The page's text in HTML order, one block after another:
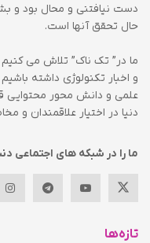
دست نیافتنی و محال بود و
حال تحقق آنها است.
ما در” تک ناک” تلاش می
و اخبار تکنولوژی داشته
علمی و دانش محور محتوایی
دنیا در اختیار علاقمندان و
ما را در شبکه های اجتماعی
تازه‌ها